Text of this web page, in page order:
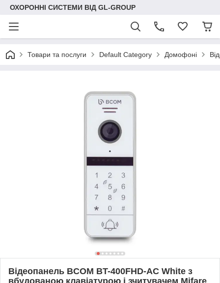
ОХОРОННІ СИСТЕМИ ВІД GL-GROUP
Товари та послуги Default Category Домофоні
Відеопанель BCOM BT-400FHD-AC White з
вбудованою клавіатурою і зчитувачем Mifare